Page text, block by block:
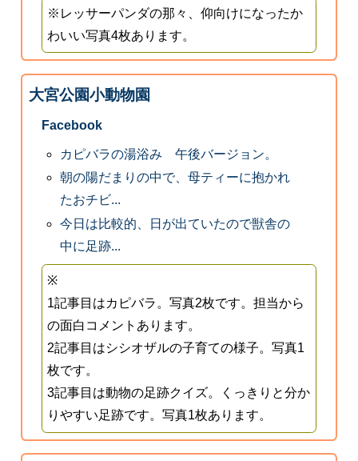
※レッサーパンダの那々、仰向けになったか
わいい写真4枚あります。
大宮公園小動物園
Facebook
カピバラの湯浴み 午後バージョン。
朝の陽だまりの中で、母ティーに抱かれ
たおチビ...
今日は比較的、日が出ていたので獣舎の
中に足跡...
※
1記事目はカピバラ。写真2枚です。担当から
の面白コメントあります。
2記事目はシシオザルの子育ての様子。写真1
枚です。
3記事目は動物の足跡クイズ。くっきりと分か
りやすい足跡です。写真1枚あります。